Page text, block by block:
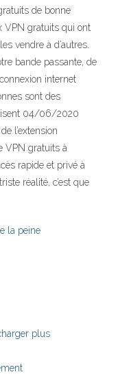
de bonne
VPN gratuits qui ont
vendre à d’autres.
bande passante, de
internet
sont des
04/06/2020
l’extension
VPN gratuits à
rapide et privé à
réalité, c’est que
la peine
plus